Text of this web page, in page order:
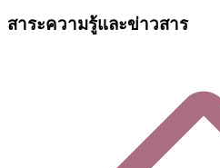
สาระความรู้และข่าวสาร